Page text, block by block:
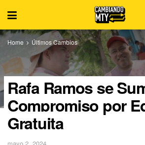
Home Últimos Cambios
Rafa Ramos se
Compromiso por
Gratuita